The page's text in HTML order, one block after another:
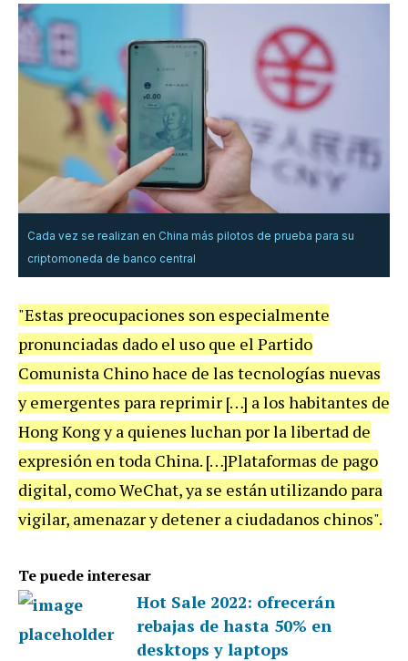
Cada vez se realizan en China más pilotos de prueba para su
criptomoneda de banco central
"Estas preocupaciones son especialmente
pronunciadas dado el uso que el Partido
Comunista Chino hace de las tecnologías nuevas
y emergentes para reprimir […] a los habitantes de
Hong Kong y a quienes luchan por la libertad de
expresión en toda China. […]Plataformas de pago
digital, como WeChat, ya se están utilizando para
vigilar, amenazar y detener a ciudadanos chinos".
Te puede interesar
Hot Sale 2022: ofrecerán
rebajas de hasta 50% en
desktops y laptops